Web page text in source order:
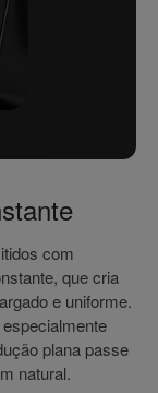
com
que cria
e uniforme.
plana passe
natural.